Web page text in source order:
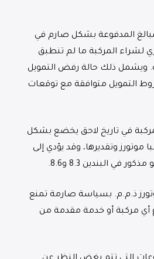
المدفوعة بشكل صارم في
لشراء المركبة ما لم تنطبق
ويشمل ذلك حالة رفض التمويل
التمويل متوافقة مع توقعات
في تاريخ لاحق يخضع بشكل
موتورز وتقديرها، وقد يؤدي إلى
في البندين 8.3 و8.6.
ذ.م.م. بسياسة صارمة تمنع
أي مركبة أو خدمة مقدمة من